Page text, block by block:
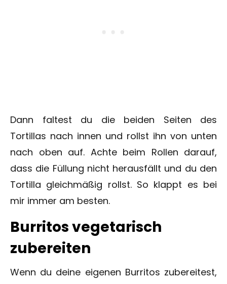
Dann faltest du die beiden Seiten des
Tortillas nach innen und rollst ihn von unten
nach oben auf. Achte beim Rollen darauf,
dass die Füllung nicht herausfällt und du den
Tortilla gleichmäßig rollst. So klappt es bei
mir immer am besten.
Burritos vegetarisch
zubereiten
Wenn du deine eigenen Burritos zubereitest,